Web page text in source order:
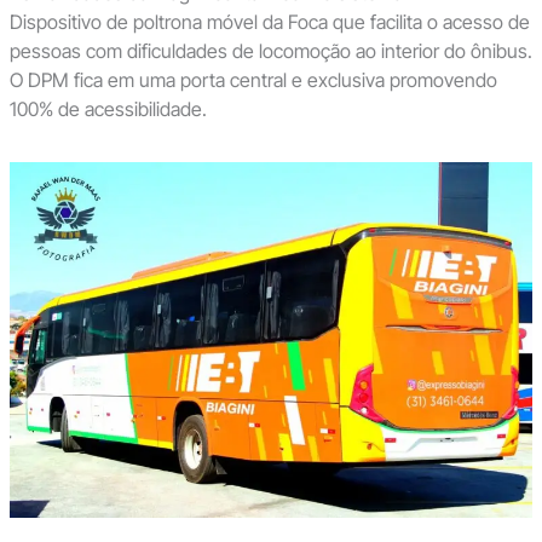
Dispositivo de poltrona móvel da Foca que facilita o acesso de
pessoas com dificuldades de locomoção ao interior do ônibus.
O DPM fica em uma porta central e exclusiva promovendo
100% de acessibilidade.